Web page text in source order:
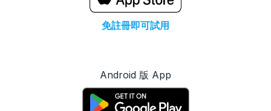
免註冊即可試用
Android 版 App